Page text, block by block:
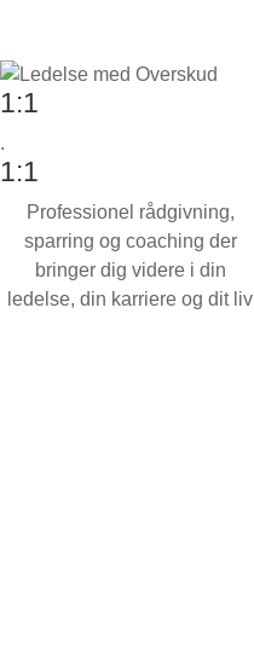
1:1
.
1:1
Professionel rådgivning,
sparring og coaching der
bringer dig videre i din
ledelse, din karriere og dit liv